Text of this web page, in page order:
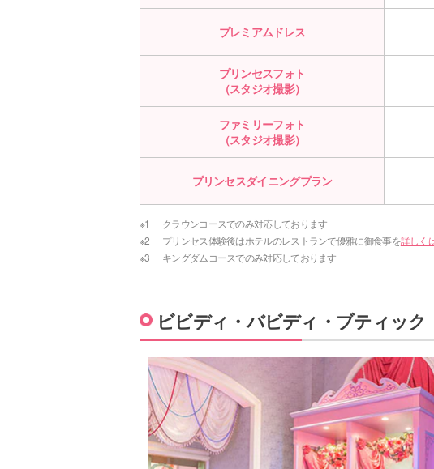
プレミアムドレス
プリンセスフォト
（スタジオ撮影）
ファミリーフォト
（スタジオ撮影）
プリンセスダイニングプラン
※1
クラウンコースでのみ対応しております
※2
プリンセス体験後はホテルのレストランで優雅に御食事を詳しく
※3
キングダムコースでのみ対応しております
ビビディ・バビディ・ブティック